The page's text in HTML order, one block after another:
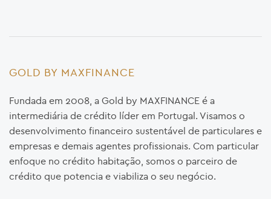
GOLD BY MAXFINANCE
Fundada em 2008, a Gold by MAXFINANCE é a
intermediária de crédito líder em Portugal. Visamos o
desenvolvimento financeiro sustentável de particulares e
empresas e demais agentes profissionais. Com particular
enfoque no crédito habitação, somos o parceiro de
crédito que potencia e viabiliza o seu negócio.